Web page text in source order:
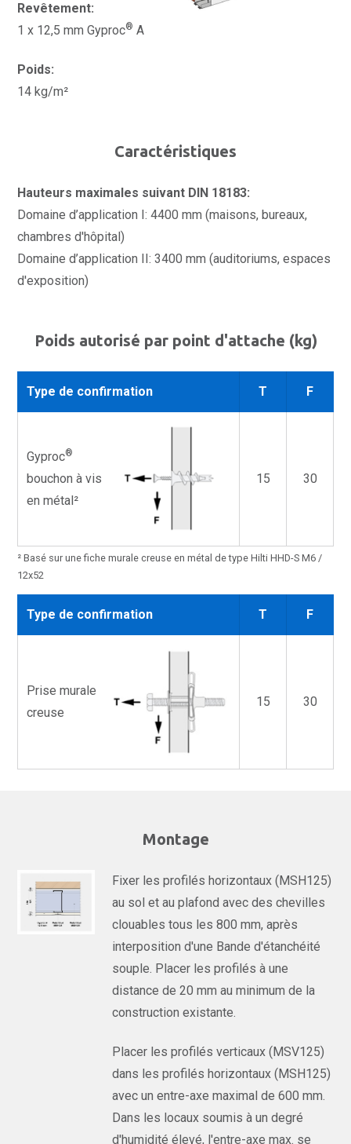
Revêtement:
1 x 12,5 mm Gyproc® A
Poids:
14 kg/m²
Caractéristiques
Hauteurs maximales suivant DIN 18183:
Domaine d’application I: 4400 mm (maisons, bureaux,
chambres d'hôpital)
Domaine d’application II: 3400 mm (auditoriums, espaces
d'exposition)
Poids autorisé par point d'attache (kg)
Type de confirmation T F
Gyproc®
bouchon à vis
en métal²
15 30
² Basé sur une fiche murale creuse en métal de type Hilti HHD-S M6 /
12x52
Type de confirmation T F
Prise murale
creuse
15 30
Montage
Fixer les profilés horizontaux (MSH125)
au sol et au plafond avec des chevilles
clouables tous les 800 mm, après
interposition d'une Bande d'étanchéité
souple. Placer les profilés à une
distance de 20 mm au minimum de la
construction existante.
Placer les profilés verticaux (MSV125)
dans les profilés horizontaux (MSH125)
avec un entre-axe maximal de 600 mm.
Dans les locaux soumis à un degré
d'humidité élevé, l'entre-axe max. se